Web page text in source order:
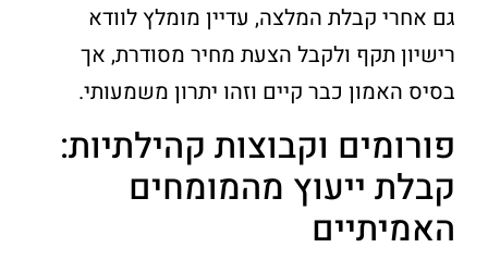
גם אחרי קבלת המלצה, עדיין מומלץ לוודא
רישיון תקף ולקבל הצעת מחיר מסודרת, אך
בסיס האמון כבר קיים וזהו יתרון משמעותי.
פורומים וקבוצות קהילתיות:
קבלת ייעוץ מהמומחים
האמיתיים